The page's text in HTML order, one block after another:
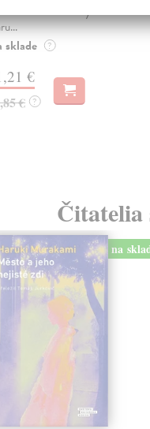
dlouho očekávaný román
sklade ?
€
€ ?
na